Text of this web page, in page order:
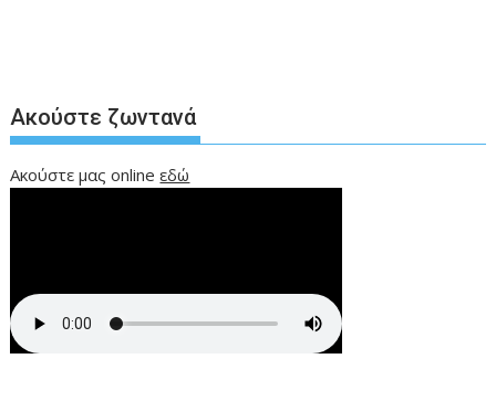
Ακούστε ζωντανά
Ακούστε μας onlineεδώ